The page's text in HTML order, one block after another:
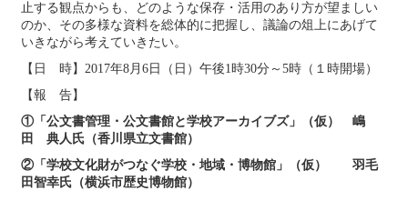
止する観点からも、どのような保存・活用のあり方が望ましい
のか、その多様な資料を総体的に把握し、議論の俎上にあげて
いきながら考えていきたい。
【日 時】2017年8月6日（日）午後1時30分～5時（１時開場）
【報 告】
①「公文書管理・公文書館と学校アーカイブズ」（仮） 嶋
田 典人氏（香川県立文書館）
②「学校文化財がつなぐ学校・地域・博物館」（仮） 羽毛
田智幸氏（横浜市歴史博物館）